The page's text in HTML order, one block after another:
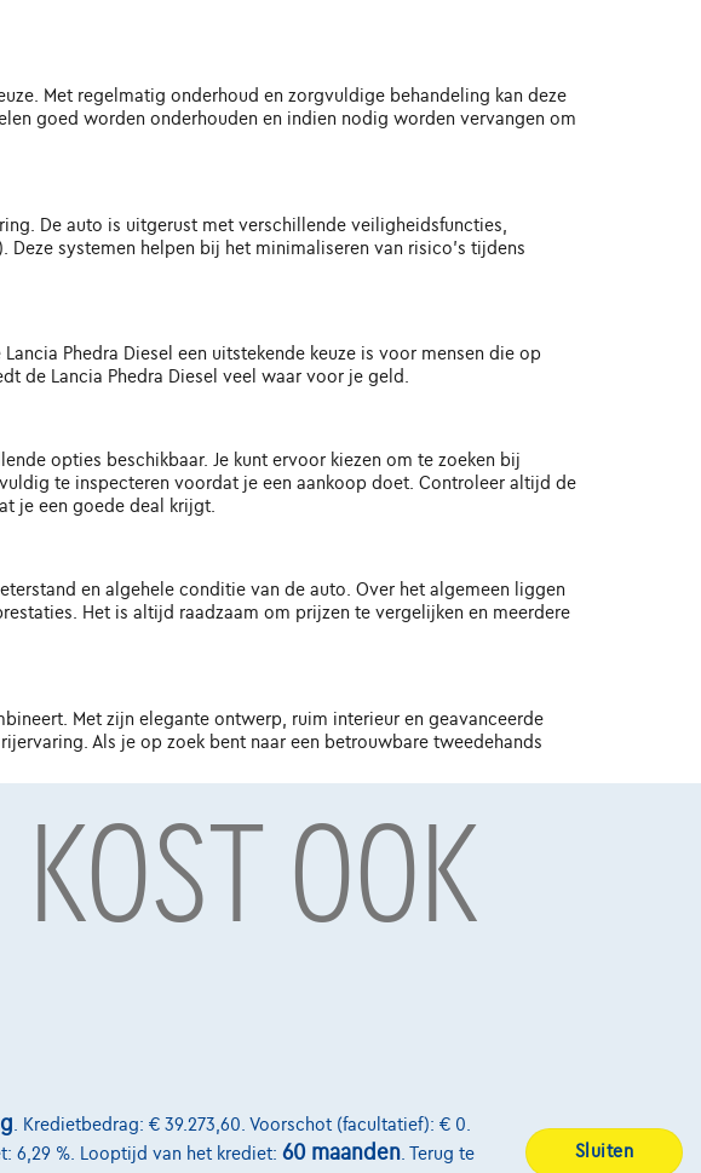
Met regelmatig onderhoud en zorgvuldige behandeling kan deze
goed worden onderhouden en indien nodig worden vervangen om
De auto is uitgerust met verschillende veiligheidsfuncties,
Deze systemen helpen bij het minimaliseren van risico's tijdens
Phedra Diesel een uitstekende keuze is voor mensen die op
de Lancia Phedra Diesel veel waar voor je geld.
opties beschikbaar. Je kunt ervoor kiezen om te zoeken bij
te inspecteren voordat je een aankoop doet. Controleer altijd de
je een goede deal krijgt.
en algehele conditie van de auto. Over het algemeen liggen
Het is altijd raadzaam om prijzen te vergelijken en meerdere
Met zijn elegante ontwerp, ruim interieur en geavanceerde
Als je op zoek bent naar een betrouwbare tweedehands
8/3, 1000 Brussel, BTW BE 0445.781.316, RPM Brussel. Adverteerder:
BE93 0019 6639 0767, RPM Brussel.OOK
. Kredietbedrag: € 39.273,60. Voorschot (facultatief): € 0.
6,29 %. Looptijd van het krediet: 60 maanden . Terug te
Sluiten
Word klant
Wie zijn we